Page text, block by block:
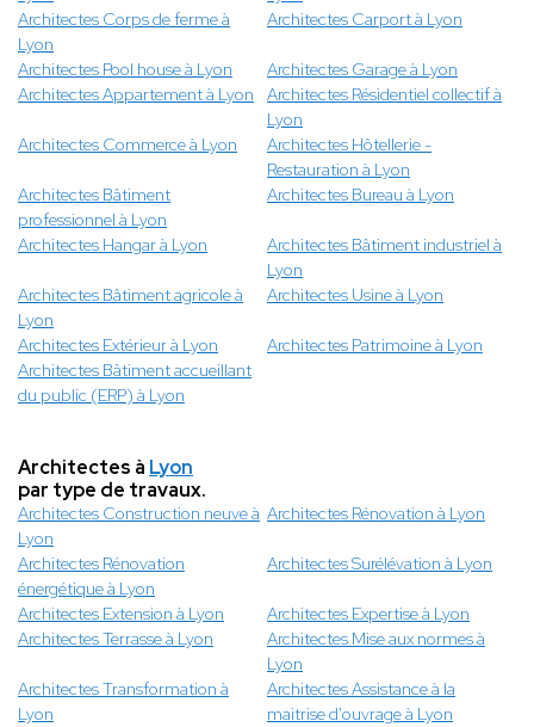
Architectes Corps de ferme à
Lyon
Architectes Carport à Lyon
Architectes Pool house à Lyon
Architectes Garage à Lyon
Architectes Appartement à Lyon
Architectes Résidentiel collectif à
Lyon
Architectes Commerce à Lyon
Architectes Hôtellerie -
Restauration à Lyon
Architectes Bâtiment
professionnel à Lyon
Architectes Bureau à Lyon
Architectes Hangar à Lyon
Architectes Bâtiment industriel à
Lyon
Architectes Bâtiment agricole à
Lyon
Architectes Usine à Lyon
Architectes Extérieur à Lyon
Architectes Patrimoine à Lyon
Architectes Bâtiment accueillant
du public (ERP) à Lyon
Architectes à Lyon
par type de travaux.
Architectes Construction neuve à
Lyon
Architectes Rénovation à Lyon
Architectes Rénovation
énergétique à Lyon
Architectes Surélévation à Lyon
Architectes Extension à Lyon
Architectes Expertise à Lyon
Architectes Terrasse à Lyon
Architectes Mise aux normes à
Lyon
Architectes Transformation à
Lyon
Architectes Assistance à la
maitrise d'ouvrage à Lyon